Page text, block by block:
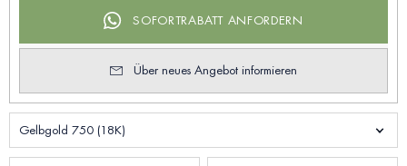
SOFORTRABATT ANFORDERN
Über neues Angebot informieren
Gelbgold 750 (18K)